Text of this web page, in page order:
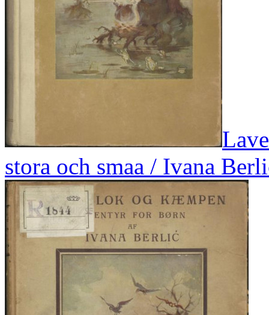
stora och smaa / Ivana